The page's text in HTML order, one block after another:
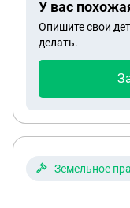
мнение и что за
У вас
Опишите свои
делать.
Земельное